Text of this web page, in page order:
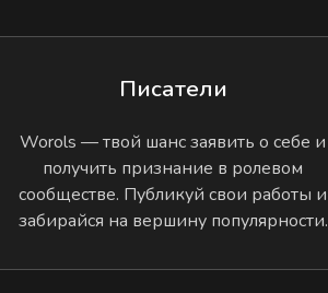
Писатели
Worols — твой шанс заявить о себе и
получить признание в ролевом
сообществе. Публикуй свои работы и
забирайся на вершину популярности.